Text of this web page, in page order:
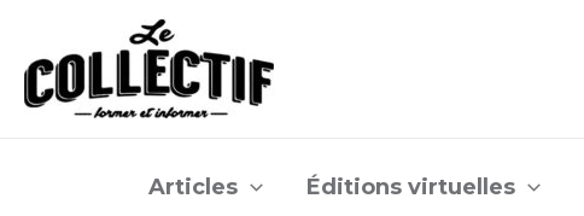
contenu
Articles Éditions virtuelles